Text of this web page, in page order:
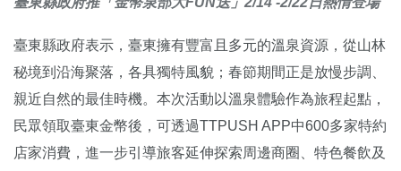
臺東縣政府表示，臺東擁有豐富且多元的溫泉資源，從山林
秘境到沿海聚落，各具獨特風貌；春節期間正是放慢步調、
親近自然的最佳時機。本次活動以溫泉體驗作為旅程起點，
民眾領取臺東金幣後，可透過TTPUSH APP中600多家特約
店家消費，進一步引導旅客延伸探索周邊商圈、特色餐飲及